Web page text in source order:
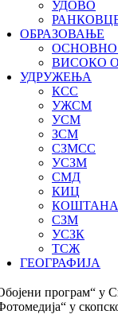
УДОВО
ОБРАЗОВАЊЕ
ОСНОВНО
ВИСОКО
УДРУЖЕЊА
КСС
УЖСМ
УСМ
ЗСМ
СЗМСС
УСЗМ
СМД
КИЦ
КОШТАНА
СЗМ
УСЗК
ТСЖ
ГЕОГРАФИЈА
програм“ у
у